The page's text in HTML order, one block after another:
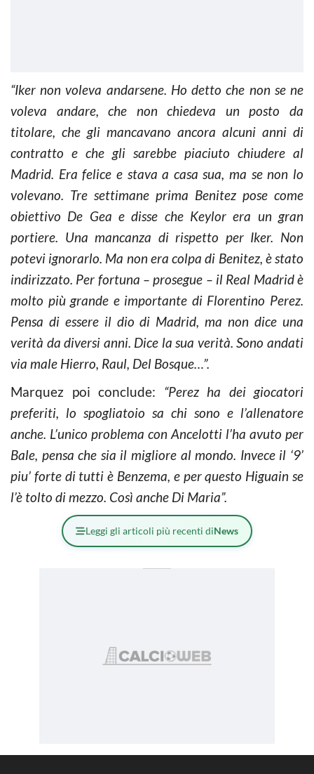
“Iker non voleva andarsene. Ho detto che non se ne
voleva andare, che non chiedeva un posto da
titolare, che gli mancavano ancora alcuni anni di
contratto e che gli sarebbe piaciuto chiudere al
Madrid. Era felice e stava a casa sua, ma se non lo
volevano. Tre settimane prima Benitez pose come
obiettivo De Gea e disse che Keylor era un gran
portiere. Una mancanza di rispetto per Iker. Non
potevi ignorarlo. Ma non era colpa di Benitez, è stato
indirizzato. Per fortuna – prosegue – il Real Madrid è
molto più grande e importante di Florentino Perez.
Pensa di essere il dio di Madrid, ma non dice una
verità da diversi anni. Dice la sua verità. Sono andati
via male Hierro, Raul, Del Bosque…”.
Marquez poi conclude: “Perez ha dei giocatori
preferiti, lo spogliatoio sa chi sono e l’allenatore
anche. L’unico problema con Ancelotti l’ha avuto per
Bale, pensa che sia il migliore al mondo. Invece il ‘9’
piu’ forte di tutti è Benzema, e per questo Higuain se
l’è tolto di mezzo. Così anche Di Maria”.
Leggi gli articoli più recenti diNews